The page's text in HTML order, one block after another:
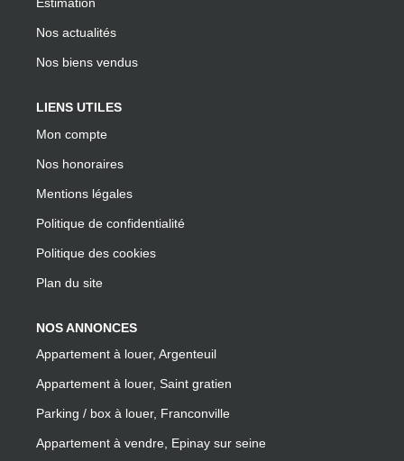
Nos actualités
Nos biens vendus
LIENS UTILES
Mon compte
Nos honoraires
Mentions légales
Politique de confidentialité
Politique des cookies
Plan du site
NOS ANNONCES
Appartement à louer, Argenteuil
Appartement à louer, Saint gratien
Parking / box à louer, Franconville
Appartement à vendre, Epinay sur seine